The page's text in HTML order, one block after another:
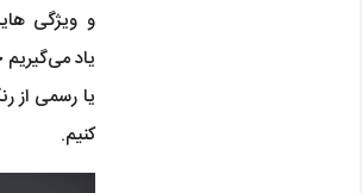
و ویژگی
یاد می‌گیریم
یا رسمی از
کنیم.